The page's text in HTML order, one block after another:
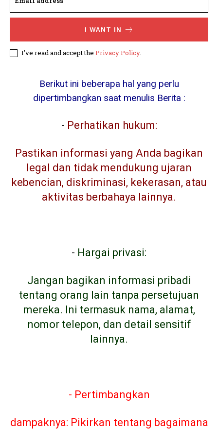
I WANT IN
I've read and accept the Privacy Policy.
Berikut ini beberapa hal yang perlu
dipertimbangkan saat menulis Berita :
- Perhatikan hukum:
Pastikan informasi yang Anda bagikan
legal dan tidak mendukung ujaran
kebencian, diskriminasi, kekerasan, atau
aktivitas berbahaya lainnya.
- Hargai privasi:
Jangan bagikan informasi pribadi
tentang orang lain tanpa persetujuan
mereka. Ini termasuk nama, alamat,
nomor telepon, dan detail sensitif
lainnya.
- Pertimbangkan
dampaknya: Pikirkan tentang bagaimana